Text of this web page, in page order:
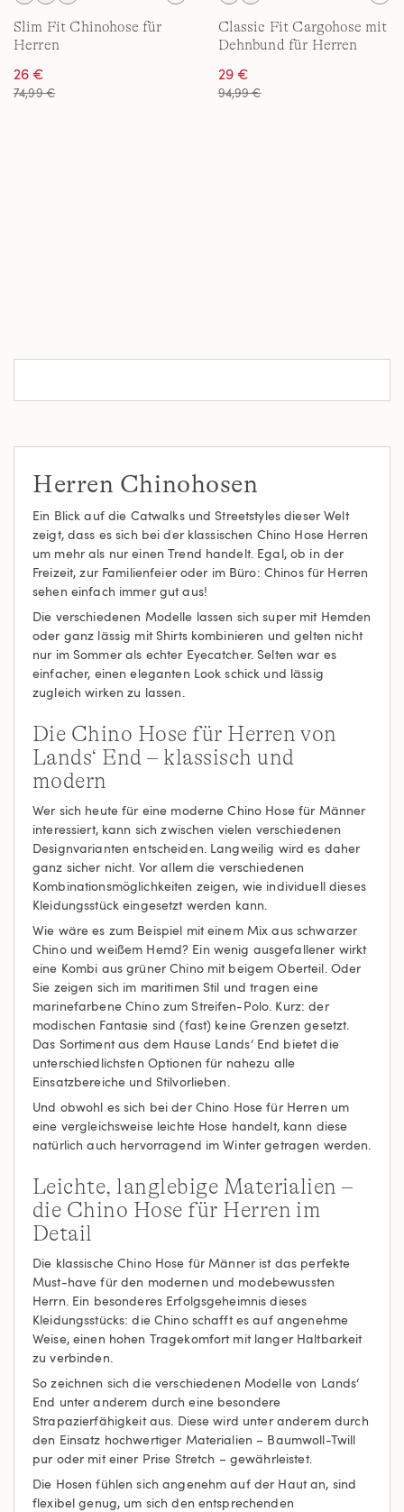
Slim Fit Chinohose für
Herren
26 €
74,99 €
Classic Fit Cargohose mit
Dehnbund für Herren
29 €
94,99 €
Herren Chinohosen
Ein Blick auf die Catwalks und Streetstyles dieser Welt
zeigt, dass es sich bei der klassischen Chino Hose Herren
um mehr als nur einen Trend handelt. Egal, ob in der
Freizeit, zur Familienfeier oder im Büro: Chinos für Herren
sehen einfach immer gut aus!
Die verschiedenen Modelle lassen sich super mit Hemden
oder ganz lässig mit Shirts kombinieren und gelten nicht
nur im Sommer als echter Eyecatcher. Selten war es
einfacher, einen eleganten Look schick und lässig
zugleich wirken zu lassen.
Die Chino Hose für Herren von
Lands‘ End – klassisch und
modern
Wer sich heute für eine moderne Chino Hose für Männer
interessiert, kann sich zwischen vielen verschiedenen
Designvarianten entscheiden. Langweilig wird es daher
ganz sicher nicht. Vor allem die verschiedenen
Kombinationsmöglichkeiten zeigen, wie individuell dieses
Kleidungsstück eingesetzt werden kann.
Wie wäre es zum Beispiel mit einem Mix aus schwarzer
Chino und weißem Hemd? Ein wenig ausgefallener wirkt
eine Kombi aus grüner Chino mit beigem Oberteil. Oder
Sie zeigen sich im maritimen Stil und tragen eine
marinefarbene Chino zum Streifen-Polo. Kurz: der
modischen Fantasie sind (fast) keine Grenzen gesetzt.
Das Sortiment aus dem Hause Lands‘ End bietet die
unterschiedlichsten Optionen für nahezu alle
Einsatzbereiche und Stilvorlieben.
Und obwohl es sich bei der Chino Hose für Herren um
eine vergleichsweise leichte Hose handelt, kann diese
natürlich auch hervorragend im Winter getragen werden.
Leichte, langlebige Materialien –
die Chino Hose für Herren im
Detail
Die klassische Chino Hose für Männer ist das perfekte
Must-have für den modernen und modebewussten
Herrn. Ein besonderes Erfolgsgeheimnis dieses
Kleidungsstücks: die Chino schafft es auf angenehme
Weise, einen hohen Tragekomfort mit langer Haltbarkeit
zu verbinden.
So zeichnen sich die verschiedenen Modelle von Lands‘
End unter anderem durch eine besondere
Strapazierfähigkeit aus. Diese wird unter anderem durch
den Einsatz hochwertiger Materialien – Baumwoll-Twill
pur oder mit einer Prise Stretch – gewährleistet.
Die Hosen fühlen sich angenehm auf der Haut an, sind
flexibel genug, um sich den entsprechenden